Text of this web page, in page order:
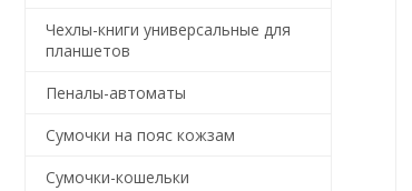
Чехлы-книги универсальные для
планшетов
Пеналы-автоматы
Сумочки на пояс кожзам
Сумочки-кошельки